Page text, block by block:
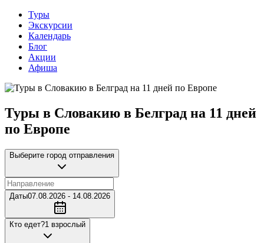
Туры
Экскурсии
Календарь
Блог
Акции
Афиша
Туры в Словакию в Белград на 11 дней
по Европе
Выберите город отправления
Даты07.08.2026 - 14.08.2026
Кто едет?1 взрослый